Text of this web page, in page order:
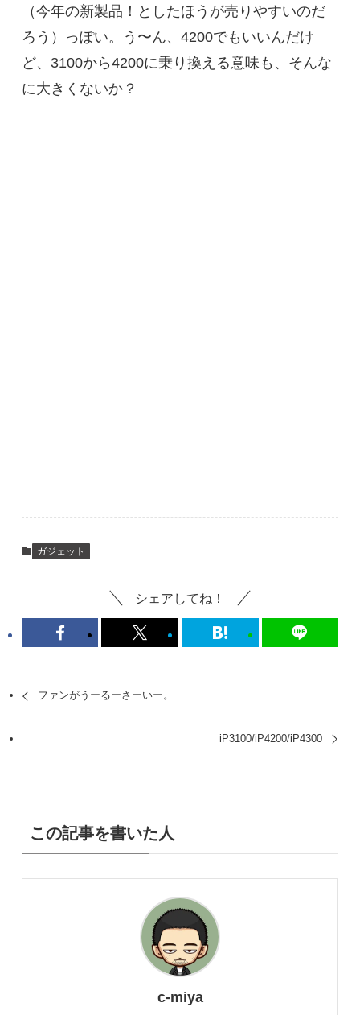
（今年の新製品！としたほうが売りやすいのだ
ろう）っぽい。う〜ん、4200でもいいんだけ
ど、3100から4200に乗り換える意味も、そんな
に大きくないか？
ガジェット
シェアしてね！
ファンがうーるーさーいー。
iP3100/iP4200/iP4300
この記事を書いた人
c-miya